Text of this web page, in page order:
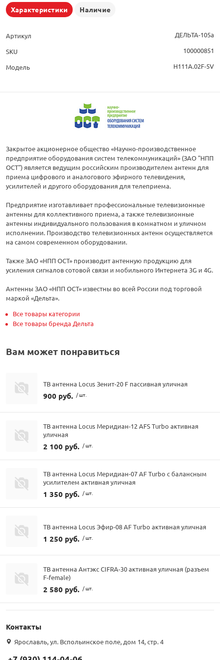
Характеристики Наличие
Артикул
ДЕЛЬТА-105а
SKU
100000851
Модель
Н111А.02F-5V
Закрытое акционерное общество «Научно-производственное
предприятие оборудования систем телекоммуникаций» (ЗАО "НПП
ОСТ") является ведущим российским производителем антенн для
приема цифрового и аналогового эфирного телевидения,
усилителей и другого оборудования для телеприема.
Предприятие изготавливает профессиональные телевизионные
антенны для коллективного приема, а также телевизионные
антенны индивидуального пользования в комнатном и уличном
исполнении. Производство телевизионных антенн осуществляется
на самом современном оборудовании.
Также ЗАО «НПП ОСТ» производит антенную продукцию для
усиления сигналов сотовой связи и мобильного Интернета 3G и 4G.
Антенны ЗАО «НПП ОСТ» известны во всей России под торговой
маркой «Дельта».
Все товары категории
Все товары бренда Дельта
Вам может понравиться
ТВ антенна Locus Зенит-20 F пассивная уличная
900 руб. / шт.
ТВ антенна Locus Меридиан-12 AFS Turbo активная
уличная
2 100 руб. / шт.
ТВ антенна Locus Меридиан-07 AF Turbo с балансным
усилителем активная уличная
1 350 руб. / шт.
ТВ антенна Locus Эфир-08 AF Turbo активная уличная
1 250 руб. / шт.
ТВ антенна Антэкс CIFRA-30 активная уличная (разъем
F-female)
2 580 руб. / шт.
Контакты
Ярославль, ул. Вспольинское поле, дом 14, стр. 4